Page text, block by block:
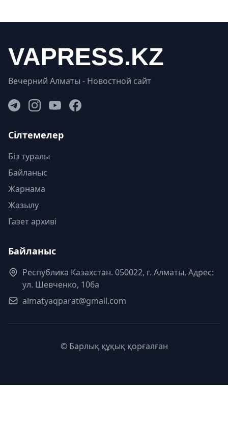
Вечерний Алматы - Новостной сайт
Сілтемелер
Біз туралы
Байланыс
Жарнама
Жазылу
Газет архиві
Байланыс
Республика Казахстан. 050022, г. Алматы, Адрес:
ул. Шевченко, 106а
almatyaqparat@gmail.com
© Барлық құқық қорғалған